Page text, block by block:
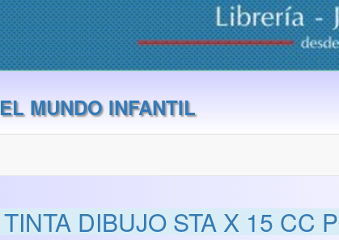
EL MUNDO INFANTIL
TINTA DIBUJO STA X 15 CC